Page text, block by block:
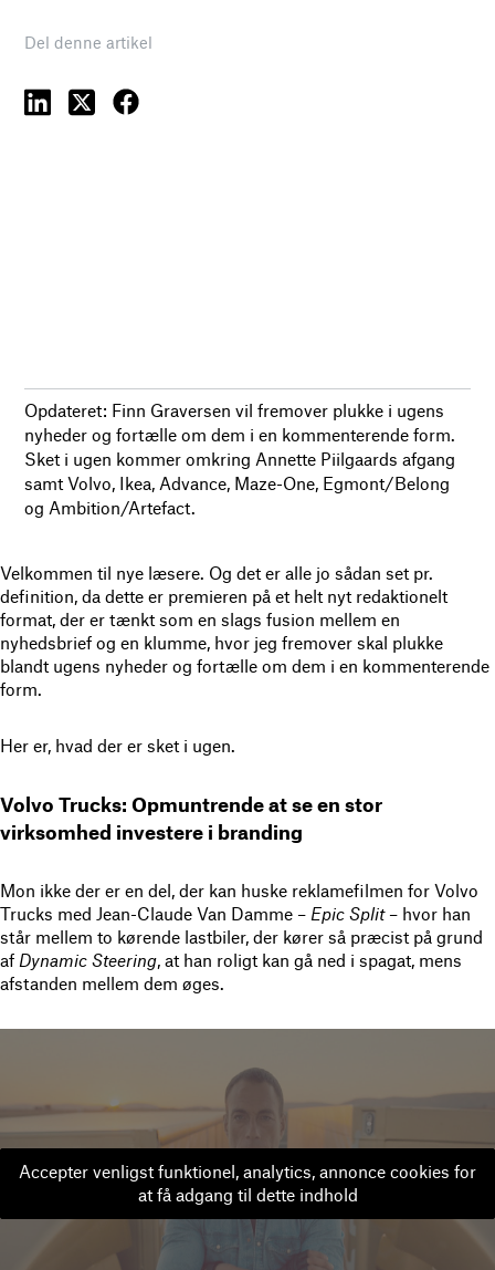
Del denne artikel
Opdateret: Finn Graversen vil fremover plukke i ugens
nyheder og fortælle om dem i en kommenterende form.
Sket i ugen kommer omkring Annette Piilgaards afgang
samt Volvo, Ikea, Advance, Maze-One, Egmont/Belong
og Ambition/Artefact.
Velkommen til nye læsere. Og det er alle jo sådan set pr.
definition, da dette er premieren på et helt nyt redaktionelt
format, der er tænkt som en slags fusion mellem en
nyhedsbrief og en klumme, hvor jeg fremover skal plukke
blandt ugens nyheder og fortælle om dem i en kommenterende
form.
Her er, hvad der er sket i ugen.
Volvo Trucks: Opmuntrende at se en stor
virksomhed investere i branding
Mon ikke der er en del, der kan huske reklamefilmen for Volvo
Trucks med Jean-Claude Van Damme – Epic Split– hvor han
står mellem to kørende lastbiler, der kører så præcist på grund
af Dynamic Steering, at han roligt kan gå ned i spagat, mens
afstanden mellem dem øges.
Accepter venligst funktionel, analytics, annonce cookies for
at få adgang til dette indhold